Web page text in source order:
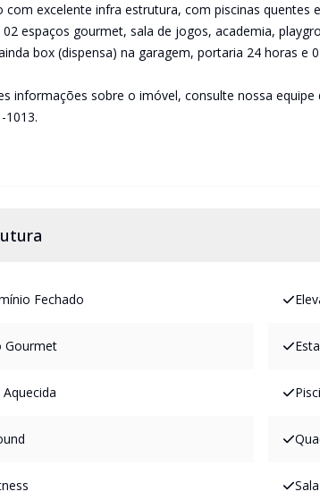
com excelente infra estrutura, com piscinas quentes
espaços gourmet, sala de jogos, academia,
box (dispensa) na garagem, portaria 24 horas e
informações sobre o imóvel, consulte nossa
1013.
Fechado
Gourmet
Aquecida